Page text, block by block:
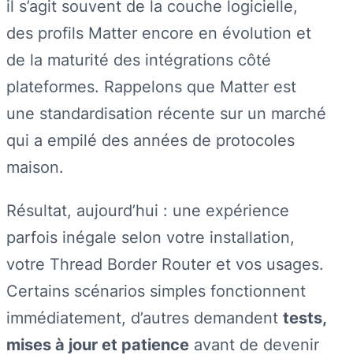
il s’agit souvent de la couche logicielle,
des profils Matter encore en évolution et
de la maturité des intégrations côté
plateformes. Rappelons que Matter est
une standardisation récente sur un marché
qui a empilé des années de protocoles
maison.
Résultat, aujourd’hui : une expérience
parfois inégale selon votre installation,
votre Thread Border Router et vos usages.
Certains scénarios simples fonctionnent
immédiatement, d’autres demandent tests,
mises à jour et patience avant de devenir